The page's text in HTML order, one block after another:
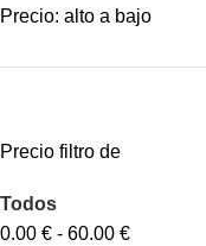
Precio: alto a bajo
Precio filtro de
Todos
0.00 € - 60.00 €